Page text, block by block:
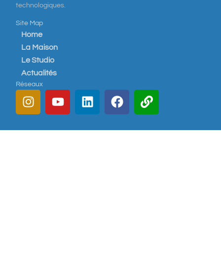
technologiques.
Site Map
Home
La Maison
Le Studio
Actualités
Réseaux